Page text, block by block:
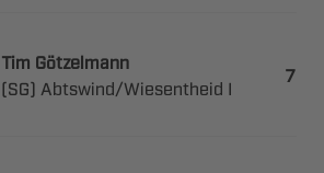
 
 ​ 
